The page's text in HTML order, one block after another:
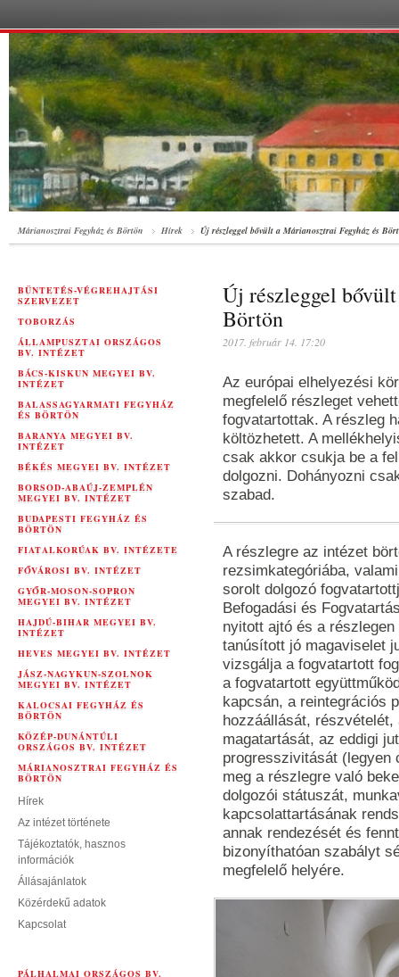
Márianosztrai Fegyház és Börtön Hírek Új részleggel bővült a Márianosztrai Fegyház és
BÜNTETÉS-VÉGREHAJTÁSI
SZERVEZET
TOBORZÁS
ÁLLAMPUSZTAI ORSZÁGOS
BV. INTÉZET
BÁCS-KISKUN MEGYEI BV.
INTÉZET
BALASSAGYARMATI FEGYHÁZ
ÉS BÖRTÖN
BARANYA MEGYEI BV.
INTÉZET
BÉKÉS MEGYEI BV. INTÉZET
BORSOD-ABAÚJ-ZEMPLÉN
MEGYEI BV. INTÉZET
BUDAPESTI FEGYHÁZ ÉS
BÖRTÖN
FIATALKORÚAK BV. INTÉZETE
FŐVÁROSI BV. INTÉZET
GYŐR-MOSON-SOPRON
MEGYEI BV. INTÉZET
HAJDÚ-BIHAR MEGYEI BV.
INTÉZET
HEVES MEGYEI BV. INTÉZET
JÁSZ-NAGYKUN-SZOLNOK
MEGYEI BV. INTÉZET
KALOCSAI FEGYHÁZ ÉS
BÖRTÖN
KÖZÉP-DUNÁNTÚLI
ORSZÁGOS BV. INTÉZET
MÁRIANOSZTRAI FEGYHÁZ ÉS
BÖRTÖN
Hírek
Az intézet története
Tájékoztatók, hasznos
információk
Állásajánlatok
Közérdekű adatok
Kapcsolat
PÁLHALMAI ORSZÁGOS BV.
Új részleggel
Börtön
2017. február 14. 17:20
Az európai elhelyezési
megfelelő részleget
fogvatartottak. A részleg
költözhetett. A
csak akkor csukja be a
dolgozni. Dohányozni
szabad.
A részlegre az intézet
rezsimkategóriába,
sorolt dolgozó
Befogadási és
nyitott ajtó és a
tanúsított jó magaviselet
vizsgálja a fogvatartott
a fogvatartott
kapcsán, a reintegrációs
hozzáállását,
magatartását, az eddigi
progresszivitását (legyen
meg a részlegre való
dolgozói státuszát,
kapcsolattartásának
annak rendezését és
bizonyíthatóan szabályt
megfelelő helyére.